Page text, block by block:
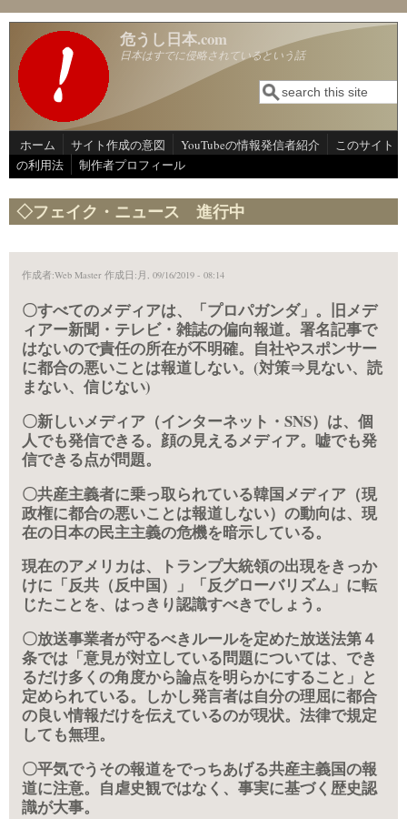
メインコンテンツに移動
危うし日本.com
日本はすでに侵略されているという話
検索フォーム
検索
ホーム サイト作成の意図 YouTubeの情報発信者紹介
このサイト
の利用法
制作者プロフィール
◇フェイク・ニュース 進行中
作成者:Web Master 作成日:月, 09/16/2019 - 08:14
〇すべてのメディアは、「プロパガンダ」。旧メデ
ィアー新聞・テレビ・雑誌の偏向報道。署名記事で
はないので責任の所在が不明確。自社やスポンサー
に都合の悪いことは報道しない。(対策⇒見ない、読
まない、信じない)
〇新しいメディア（インターネット・SNS）は、個
人でも発信できる。顔の見えるメディア。嘘でも発
信できる点が問題。
〇共産主義者に乗っ取られている韓国メディア（現
政権に都合の悪いことは報道しない）の動向は、現
在の日本の民主主義の危機を暗示している。
現在のアメリカは、
トランプ大統領の出現をきっか
けに「反共（反中国）」「反グローバリズム」に転
じたことを、はっきり認識すべきでしょう。
〇放送事業者が守るべきルールを定めた放送法第４
条では「意見が対立している問題については、でき
るだけ多くの角度から論点を明らかにすること」と
定められている。しかし発言者は自分の理屈に都合
の良い情報だけを伝えているのが現状。法律で規定
しても無理。
〇平気でうその報道をでっちあげる共産主義国の報
道に注意。自虐史観ではなく、事実に基づく歴史認
識が大事。